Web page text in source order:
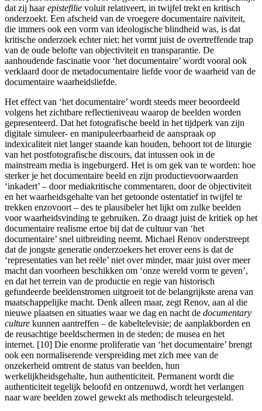
dat zij haarepistefilie voluit relativeert, in twijfel trekt en kritisch
onderzoekt. Een afscheid van de vroegere documentaire naïviteit,
die immers ook een vorm van ideologische blindheid was, is dat
kritische onderzoek echter niet: het vormt juist de overtreffende trap
van de oude belofte van objectiviteit en transparantie. De
aanhoudende fascinatie voor ‘het documentaire’ wordt vooral ook
verklaard door de metadocumentaire liefde voor de waarheid van de
documentaire waarheidsliefde.
Het effect van ‘het documentaire’ wordt steeds meer beoordeeld
volgens het zichtbare reflectieniveau waarop de beelden worden
gepresenteerd. Dat het fotografische beeld in het tijdperk van zijn
digitale simuleer- en manipuleerbaarheid de aanspraak op
indexicaliteit niet langer staande kan houden, behoort tot de liturgie
van het postfotografische discours, dat intussen ook in de
mainstream media is ingeburgerd. Het is om gek van te worden: hoe
sterker je het documentaire beeld en zijn productievoorwaarden
‘inkadert’ – door mediakritische commentaren, door de objectiviteit
en het waarheidsgehalte van het getoonde ostentatief in twijfel te
trekken enzovoort – des te plausibeler het lijkt om zulke beelden
voor waarheidsvinding te gebruiken. Zo draagt juist de kritiek op het
documentaire realisme ertoe bij dat de cultuur van ‘het
documentaire’ snel uitbreiding neemt. Michael Renov onderstreept
dat de jongste generatie onderzoekers het erover eens is dat de
‘representaties van het reële’ niet over minder, maar juist over meer
macht dan voorheen beschikken om ‘onze wereld vorm te geven’,
en dat het terrein van de productie en regie van historisch
gefundeerde beeldenstromen uitgroeit tot de belangrijkste arena van
maatschappelijke macht. Denk alleen maar, zegt Renov, aan al die
nieuwe plaatsen en situaties waar we dag en nacht de documentary
culture kunnen aantreffen – de kabeltelevisie; de aanplakborden en
de reusachtige beeldschermen in de steden; de musea en het
internet. [10] Die enorme proliferatie van ‘het documentaire’ brengt
ook een normaliserende verspreiding met zich mee van de
onzekerheid omtrent de status van beelden, hun
werkelijkheidsgehalte, hun authenticiteit. Permanent wordt die
authenticiteit tegelijk beloofd en ontzenuwd, wordt het verlangen
naar ware beelden zowel gewekt als methodisch teleurgesteld.